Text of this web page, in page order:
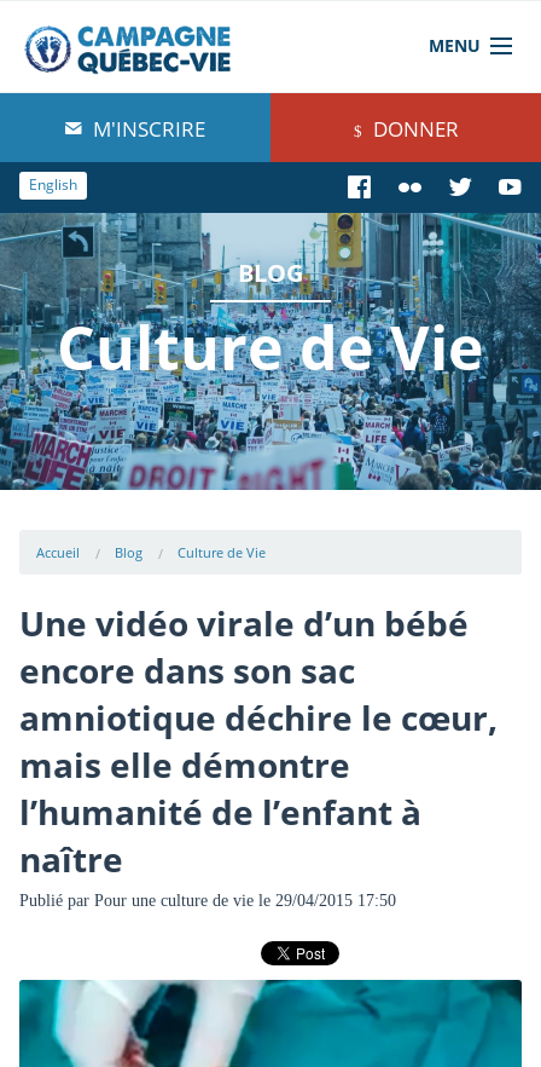
MENU
À propos de nous
Blog
Comprendre
Agir
Boutique
M'INSCRIRE DONNER
English
BLOG
Culture de Vie
Accueil Blog Culture de Vie
Une vidéo virale d’un bébé
encore dans son sac
amniotique déchire le cœur,
mais elle démontre
l’humanité de l’enfant à
naître
Publié par Pour une culture de viele 29/04/2015 17:50